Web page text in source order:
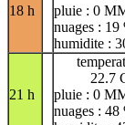
18 h
pluie : 0
nuages : 19
humidite :
21 h
22.7
pluie : 0
nuages : 48